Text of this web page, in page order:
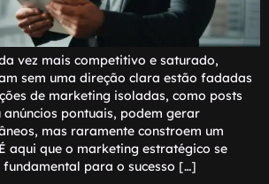
vez mais competitivo e saturado,
sem uma direção clara estão fadadas
de marketing isoladas, como posts
anúncios pontuais, podem gerar
mas raramente constroem um
aqui que o marketing estratégico se
para o sucesso […]